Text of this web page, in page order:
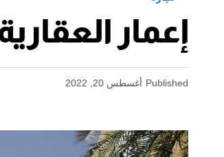
إعمار
Published أغسطس 20, 2022